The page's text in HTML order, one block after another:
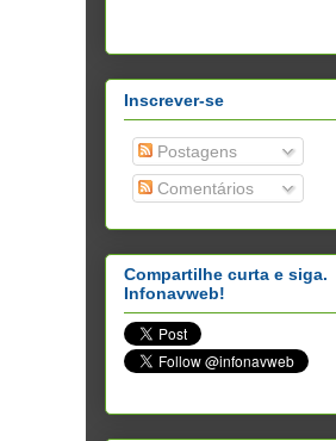
Inscrever-se
Postagens
Comentários
Compartilhe curta e siga.
Infonavweb!